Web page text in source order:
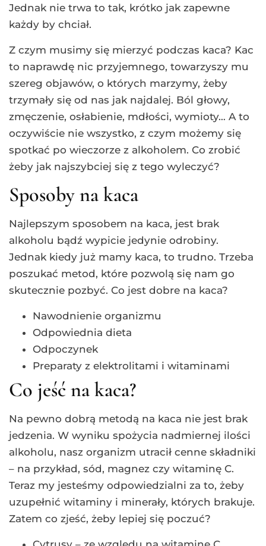
Jednak nie trwa to tak, krótko jak zapewne
każdy by chciał.
Z czym musimy się mierzyć podczas kaca? Kac
to naprawdę nic przyjemnego, towarzyszy mu
szereg objawów, o których marzymy, żeby
trzymały się od nas jak najdalej. Ból głowy,
zmęczenie, osłabienie, mdłości, wymioty… A to
oczywiście nie wszystko, z czym możemy się
spotkać po wieczorze z alkoholem. Co zrobić
żeby jak najszybciej się z tego wyleczyć?
Sposoby na kaca
Najlepszym sposobem na kaca, jest brak
alkoholu bądź wypicie jedynie odrobiny.
Jednak kiedy już mamy kaca, to trudno. Trzeba
poszukać metod, które pozwolą się nam go
skutecznie pozbyć. Co jest dobre na kaca?
Nawodnienie organizmu
Odpowiednia dieta
Odpoczynek
Preparaty z elektrolitami i witaminami
Co jeść na kaca?
Na pewno dobrą metodą na kaca nie jest brak
jedzenia. W wyniku spożycia nadmiernej ilości
alkoholu, nasz organizm utracił cenne składniki
– na przykład, sód, magnez czy witaminę C.
Teraz my jesteśmy odpowiedzialni za to, żeby
uzupełnić witaminy i minerały, których brakuje.
Zatem co zjeść, żeby lepiej się poczuć?